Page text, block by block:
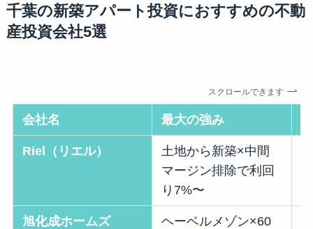
千葉の新築アパート投資におすすめの不動
産投資会社5選
スクロールできます
会社名 最大の強み
Riel（リエル）
土地から新築×中間
マージン排除で利回
り7%〜
旭化成ホームズ
ヘーベルメゾン×60